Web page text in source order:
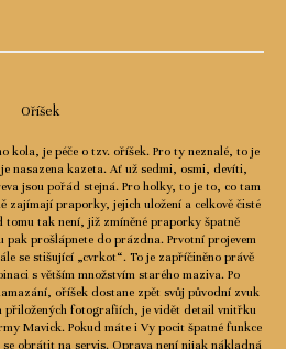
Oříšek
kola, je péče o tzv. oříšek. Pro ty neznalé, to je
nasazena kazeta. Ať už sedmi, osmi, devíti,
jsou pořád stejná. Pro holky, to je to, co tam
zajímají praporky, jejich uložení a celkově čisté
tak není, již zmíněné praporky špatně
pak prošlápnete do prázdna. Prvotní projevem
se stišující „cvrkot“. To je zapříčiněno právě
s větším množstvím starého maziva. Po
oříšek dostane zpět svůj původní zvuk
přiložených fotografiích, je vidět detail vnitřku
Mavick. Pokud máte i Vy pocit špatné funkce
obrátit na servis. Oprava není nijak nákladná